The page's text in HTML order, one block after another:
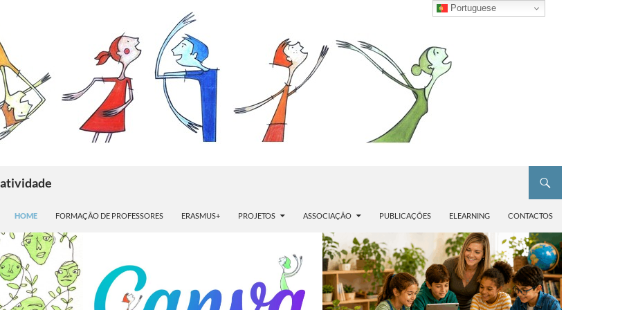
HOME FORMAÇÃO DE PROFESSORES ERASMUS+ PROJETOS ASSOCIAÇÃO PUBLICAÇÕES ELEARNING CONTACTOS
Portuguese